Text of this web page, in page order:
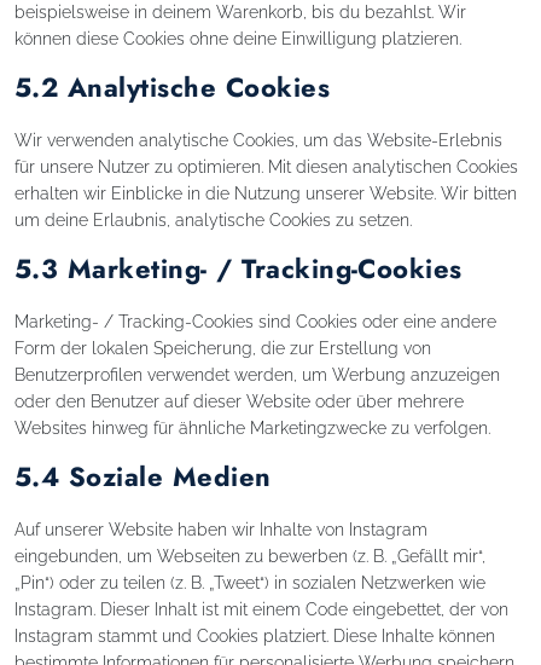
beispielsweise in deinem Warenkorb, bis du bezahlst. Wir
können diese Cookies ohne deine Einwilligung platzieren.
5.2 Analytische Cookies
Wir verwenden analytische Cookies, um das Website-Erlebnis
für unsere Nutzer zu optimieren. Mit diesen analytischen Cookies
erhalten wir Einblicke in die Nutzung unserer Website. Wir bitten
um deine Erlaubnis, analytische Cookies zu setzen.
5.3 Marketing- / Tracking-Cookies
Marketing- / Tracking-Cookies sind Cookies oder eine andere
Form der lokalen Speicherung, die zur Erstellung von
Benutzerprofilen verwendet werden, um Werbung anzuzeigen
oder den Benutzer auf dieser Website oder über mehrere
Websites hinweg für ähnliche Marketingzwecke zu verfolgen.
5.4 Soziale Medien
Auf unserer Website haben wir Inhalte von Instagram
eingebunden, um Webseiten zu bewerben (z. B. „Gefällt mir“,
„Pin“) oder zu teilen (z. B. „Tweet“) in sozialen Netzwerken wie
Instagram. Dieser Inhalt ist mit einem Code eingebettet, der von
Instagram stammt und Cookies platziert. Diese Inhalte können